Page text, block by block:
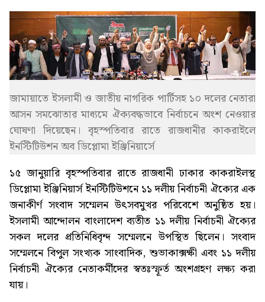
জামায়াতে ইসলামী ও জাতীয় নাগরিক পার্টিসহ ১০ দলের নেতারা
আসন সমঝোতার মাধ্যমে ঐক্যবদ্ধভাবে নির্বাচনে অংশ নেওয়ার
ঘোষণা দিয়েছেন। বৃহস্পতিবার রাতে রাজধানীর কাকরাইলে
ইনস্টিটিউশন অব ডিপ্লোমা ইঞ্জিনিয়ার্সে
১৫ জানুয়ারি বৃহস্পতিবার রাতে রাজধানী ঢাকার কাকরাইলস্থ
ডিপ্লোমা ইঞ্জিনিয়ার্স ইনস্টিটিউশনে ১১ দলীয় নির্বাচনী ঐক্যের এক
জনাকীর্ণ সংবাদ সম্মেলন উৎসবমুখর পরিবেশে অনুষ্ঠিত হয়।
ইসলামী আন্দোলন বাংলাদেশ ব্যতীত ১১ দলীয় নির্বাচনী ঐক্যের
সকল দলের প্রতিনিধিবৃন্দ সম্মেলনে উপস্থিত ছিলেন। সংবাদ
সম্মেলনে বিপুল সংখ্যক সাংবাদিক, শুভাকাক্সক্ষী এবং ১১ দলীয়
নির্বাচনী ঐক্যের নেতাকর্মীদের স্বতঃস্ফূর্ত অংশগ্রহণ লক্ষ্য করা
যায়।